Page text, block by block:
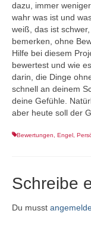
dazu, immer
wahr was ist und
weiß, das ist
bemerken, ohne
Hilfe bei diesem
bewertest und wie
darin, die Dinge
schnell an deinem
deine Gefühle.
aber heute soll der
Bewertungen Engel
Schreibe
Du musst